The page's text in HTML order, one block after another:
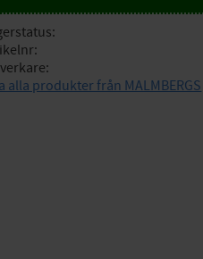
alla produkter från MALMBERGS